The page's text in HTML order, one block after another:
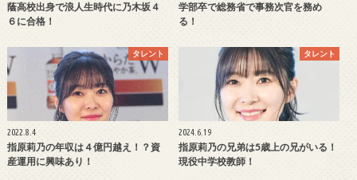
蔭高校出身で浪人生時代に乃木坂４
６に合格！
学部卒で総務省で事務次官を務め
る！
タレント
2022.8.4
指原莉乃の年収は４億円越え！？資
産運用に興味あり！
タレント
2024.6.19
指原莉乃の兄弟は5歳上の兄がいる！
現役中学校教師！